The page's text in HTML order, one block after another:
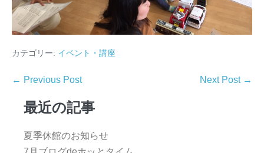
カテゴリー: イベント・講座
← Previous Post Next Post →
最近の記事
夏季休館のお知らせ